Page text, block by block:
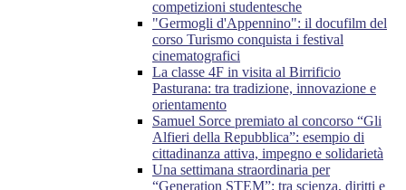
competizioni studentesche
"Germogli d'Appennino": il docufilm del
corso Turismo conquista i festival
cinematografici
La classe 4F in visita al Birrificio
Pasturana: tra tradizione, innovazione e
orientamento
Samuel Sorce premiato al concorso “Gli
Alfieri della Repubblica”: esempio di
cittadinanza attiva, impegno e solidarietà
Una settimana straordinaria per
“Generation STEM”: tra scienza, diritti e